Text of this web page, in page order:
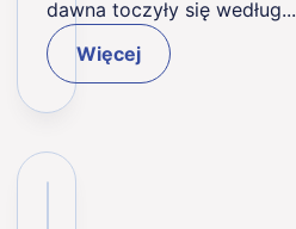
dawna toczyły się według...
Więcej